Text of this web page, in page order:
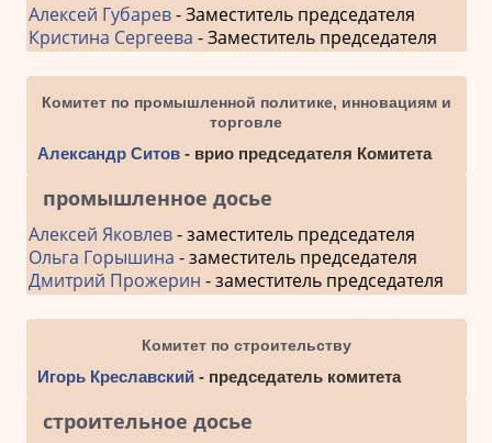
Алексей Губарев- Заместитель председателя
Кристина Сергеева - Заместитель председателя
Комитет по промышленной политике, инновациям и
торговле
Александр Ситов- врио председателя Комитета
промышленное досье
Алексей Яковлев- заместитель председателя
Ольга Горышина - заместитель председателя
Дмитрий Прожерин - заместитель председателя
Комитет по строительству
Игорь Креславский - председатель комитета
строительное досье